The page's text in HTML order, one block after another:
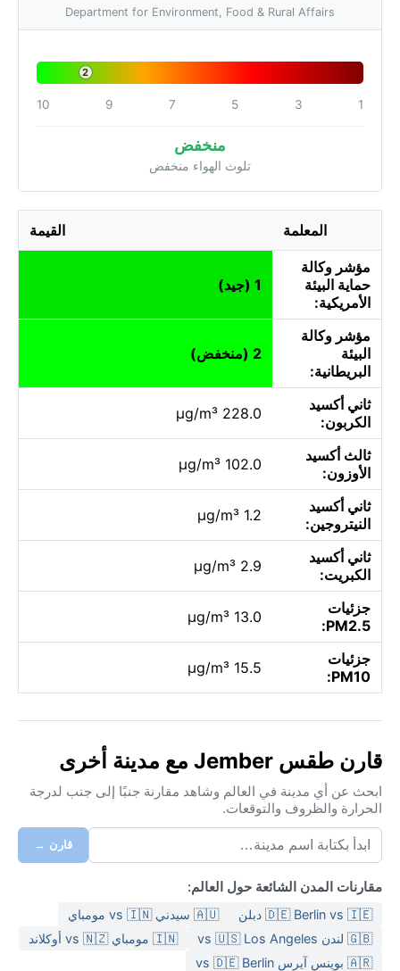
Department for Environment, Food & Rural Affairs
2
1
3
5
7
9
10
منخفض
تلوث الهواء منخفض
المعلمة القيمة
مؤشر وكالة
حماية البيئة
الأمريكية:
1 (جيد)
مؤشر وكالة
البيئة
البريطانية:
2 (منخفض)
ثاني أكسيد
الكربون:
228.0 µg/m³
ثالث أكسيد
الأوزون:
102.0 µg/m³
ثاني أكسيد
النيتروجين:
1.2 µg/m³
ثاني أكسيد
الكبريت:
2.9 µg/m³
جزئيات
PM2.5:
13.0 µg/m³
جزئيات
PM10:
15.5 µg/m³
قارن طقس Jember مع مدينة أخرى
ابحث عن أي مدينة في العالم وشاهد مقارنة جنبًا إلى جنب لدرجة
الحرارة والظروف والتوقعات.
قارن →
مقارنات المدن الشائعة حول العالم:
🇩🇪 Berlin vs 🇮🇪 دبلن
🇦🇺 سيدني vs 🇮🇳 مومباي
🇬🇧 لندن vs 🇺🇸 Los Angeles
🇮🇳 مومباي vs 🇳🇿 أوكلاند
🇦🇷 بوينس آيرس vs 🇩🇪 Berlin